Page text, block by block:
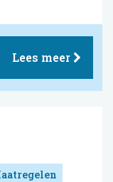
Lees meer